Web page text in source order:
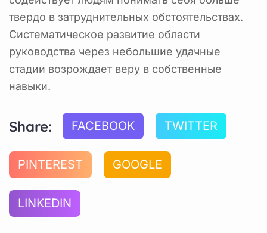
твердо в затруднительных обстоятельствах.
Систематическое развитие области
руководства через небольшие удачные
стадии возрождает веру в собственные
навыки.
Share: FACEBOOK TWITTER
PINTEREST GOOGLE
LINKEDIN